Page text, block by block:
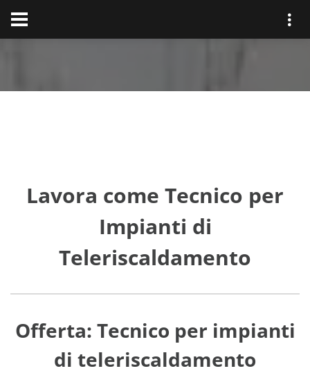
Lavora come Tecnico per
Impianti di
Teleriscaldamento
Offerta: Tecnico per impianti
di teleriscaldamento